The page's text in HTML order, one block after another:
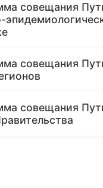
совещания
совещания
совещания